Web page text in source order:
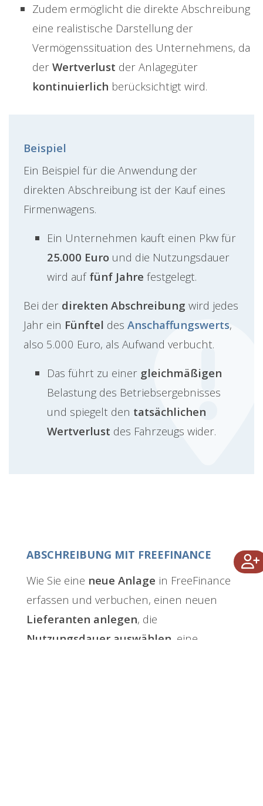
Zudem ermöglicht die direkte Abschreibung
eine realistische Darstellung der
Vermögenssituation des Unternehmens, da
der Wertverlust der Anlagegüter
kontinuierlich berücksichtigt wird.
Beispiel
Ein Beispiel für die Anwendung der
direkten Abschreibung ist der Kauf eines
Firmenwagens.
Ein Unternehmen kauft einen Pkw für
25.000 Euro und die Nutzungsdauer
wird auf fünf Jahre festgelegt.
Bei der direkten Abschreibung wird jedes
Jahr ein Fünftel des Anschaffungswerts,
also 5.000 Euro, als Aufwand verbucht.
Das führt zu einer gleichmäßigen
Belastung des Betriebsergebnisses
und spiegelt den tatsächlichen
Wertverlust des Fahrzeugs wider.
ABSCHREIBUNG MIT FREEFINANCE
Wie Sie eine neue Anlage in FreeFinance
erfassen und verbuchen, einen neuen
Lieferanten anlegen, die
Nutzungsdauer auswählen , eine